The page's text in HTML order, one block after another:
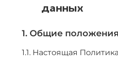
данных
1. Общие положения
1.1. Настоящая